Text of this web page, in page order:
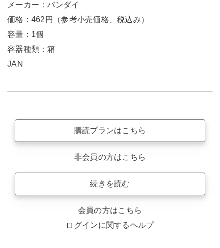
メーカー：バンダイ
価格：462円（参考小売価格、税込み）
容量：1個
容器種類：箱
JAN
購読プランはこちら
非会員の方はこちら
続きを読む
会員の方はこちら
ログインに関するヘルプ